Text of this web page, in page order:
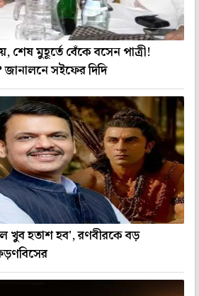
শেষ মুহূর্তে বেঁকে বসেন পাত্রী!
সইফের দিদি
খুব হতাশ হব', রণবীরকে বড়